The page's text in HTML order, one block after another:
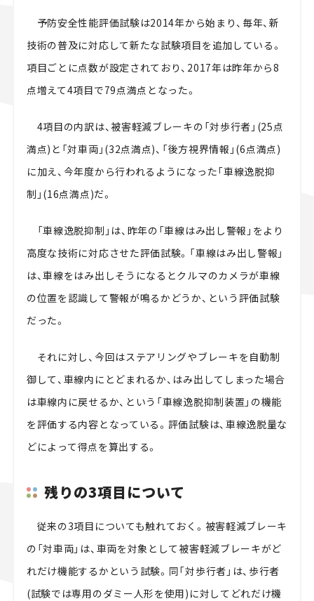
予防安全性能評価試験は2014年から始まり、毎年、新
技術の普及に対応して新たな試験項目を追加している。
項目ごとに点数が設定されており、2017年は昨年から8
点増えて4項目で79点満点となった。
4項目の内訳は、被害軽減ブレーキの「対歩行者」(25点
満点)と「対車両」(32点満点)、「後方視界情報」(6点満点)
に加え、今年度から行われるようになった「車線逸脱抑
制」(16点満点)だ。
「車線逸脱抑制」は、昨年の「車線はみ出し警報」をより
高度な技術に対応させた評価試験。「車線はみ出し警報」
は、車線をはみ出しそうになるとクルマのカメラが車線
の位置を認識して警報が鳴るかどうか、という評価試験
だった。
それに対し、今回はステアリングやブレーキを自動制
御して、車線内にとどまれるか、はみ出してしまった場合
は車線内に戻せるか、という「車線逸脱抑制装置」の機能
を評価する内容となっている。評価試験は、車線逸脱量な
どによって得点を算出する。
残りの3項目について
従来の3項目についても触れておく。被害軽減ブレーキ
の「対車両」は、車両を対象として被害軽減ブレーキがど
れだけ機能するかという試験。同「対歩行者」は、歩行者
(試験では専用のダミー人形を使用)に対してどれだけ機